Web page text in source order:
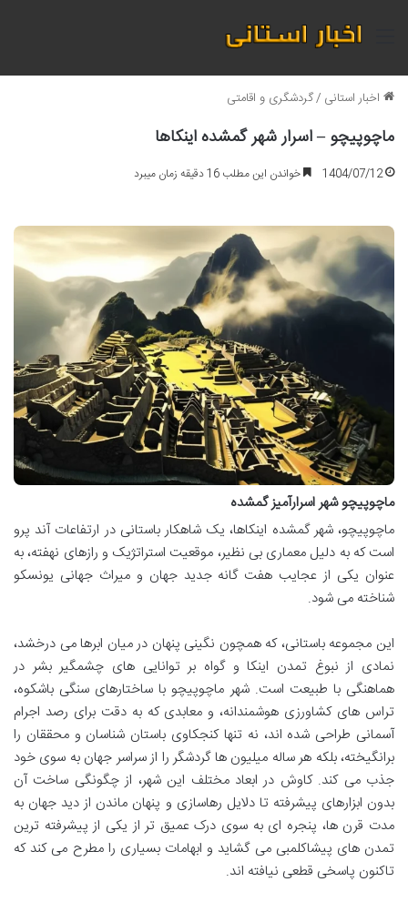
منو
اخبار استانی /گردشگری و اقامتی
ماچوپیچو – اسرار شهر گمشده اینکاها
1404/07/12 خواندن این مطلب 16 دقیقه زمان میبرد
ماچوپیچو شهر اسرارآمیز گمشده
ماچوپیچو، شهر گمشده اینکاها، یک شاهکار باستانی در ارتفاعات آند پرو
است که به دلیل معماری بی نظیر، موقعیت استراتژیک و رازهای نهفته، به
عنوان یکی از عجایب هفت گانه جدید جهان و میراث جهانی یونسکو
شناخته می شود.
این مجموعه باستانی، که همچون نگینی پنهان در میان ابرها می درخشد،
نمادی از نبوغ تمدن اینکا و گواه بر توانایی های چشمگیر بشر در
هماهنگی با طبیعت است. شهر ماچوپیچو با ساختارهای سنگی باشکوه،
تراس های کشاورزی هوشمندانه، و معابدی که به دقت برای رصد اجرام
آسمانی طراحی شده اند، نه تنها کنجکاوی باستان شناسان و محققان را
برانگیخته، بلکه هر ساله میلیون ها گردشگر را از سراسر جهان به سوی خود
جذب می کند. کاوش در ابعاد مختلف این شهر، از چگونگی ساخت آن
بدون ابزارهای پیشرفته تا دلایل رهاسازی و پنهان ماندن از دید جهان به
مدت قرن ها، پنجره ای به سوی درک عمیق تر از یکی از پیشرفته ترین
تمدن های پیشاکلمبی می گشاید و ابهامات بسیاری را مطرح می کند که
تاکنون پاسخی قطعی نیافته اند.